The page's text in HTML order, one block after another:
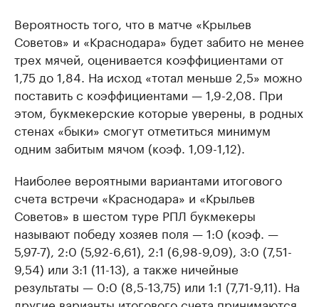
Вероятность того, что в матче «Крыльев
Советов» и «Краснодара» будет забито не менее
трех мячей, оценивается коэффициентами от
1,75 до 1,84. На исход «тотал меньше 2,5» можно
поставить с коэффициентами — 1,9-2,08. При
этом, букмекерские которые уверены, в родных
стенах «быки» смогут отметиться минимум
одним забитым мячом (коэф. 1,09-1,12).
Наиболее вероятными вариантами итогового
счета встречи «Краснодара» и «Крыльев
Советов» в шестом туре РПЛ букмекеры
называют победу хозяев поля — 1:0 (коэф. —
5,97-7), 2:0 (5,92-6,61), 2:1 (6,98-9,09), 3:0 (7,51-
9,54) или 3:1 (11-13), а также ничейные
результаты — 0:0 (8,5-13,75) или 1:1 (7,71-9,11). На